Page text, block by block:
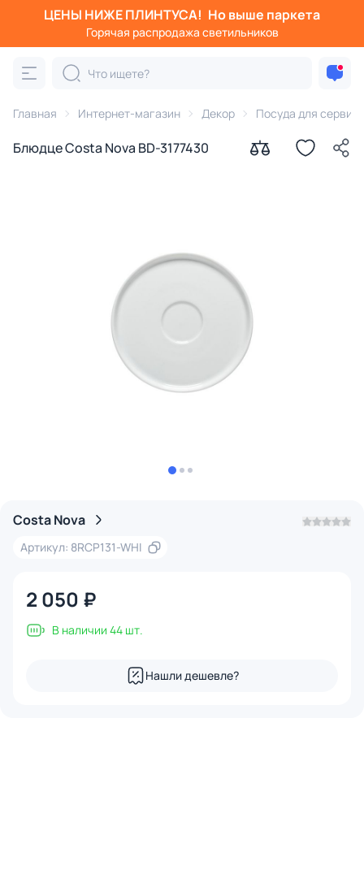
ЦЕНЫ НИЖЕ ПЛИНТУСА! Но выше паркета
Горячая распродажа светильников
Главная Интернет-магазин Декор Посуда для
Блюдце Costa Nova BD-3177430
Costa Nova
Артикул: 8RCP131-WHI
2 050 ₽
В наличии 44 шт.
Нашли дешевле?